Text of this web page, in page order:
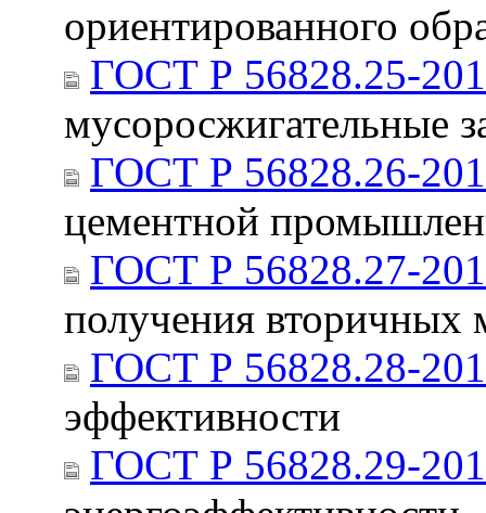
ориентированного
ГОСТ Р 56828.25-
мусоросжигательные
ГОСТ Р 56828.26-
цементной
ГОСТ Р 56828.27-
получения вторичных
ГОСТ Р 56828.28-
эффективности
ГОСТ Р 56828.29-